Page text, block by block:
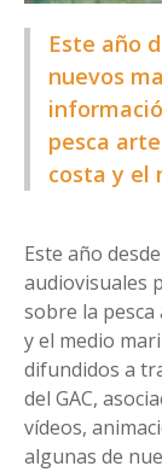
Este año
nuevos
pesca
costa y el
Este año
audiovisuales
sobre la
y el medio
difundidos a
del GAC,
vídeos,
algunas de